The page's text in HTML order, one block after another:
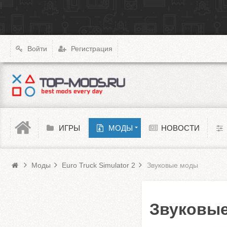
Войти Регистрация
Моды Euro Truck Simulator 2
ИГРЫ МОДЫ
XCOM: Chimera Squad
Cyberpunk 2077
Teardown
Melon Playground
Barotrauma НОВОСТИ
Моды Euro Truck Simulator 2 Звуковые моды